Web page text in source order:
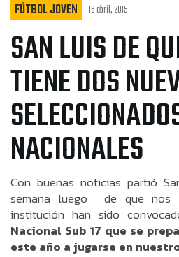
FÚTBOL JOVEN 13 abril, 2015
SAN LUIS DE
TIENE DOS
NACIONALES
Con buenas noticias partió
semana luego de que nos
institución han sido
Nacional Sub 17 que se
este año a jugarse en